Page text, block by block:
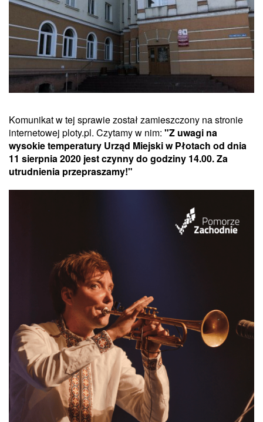
Komunikat w tej sprawie został zamieszczony na stronie
internetowej ploty.pl. Czytamy w nim: "Z uwagi na
wysokie temperatury Urząd Miejski w Płotach od dnia
11 sierpnia 2020 jest czynny do godziny 14.00. Za
utrudnienia przepraszamy!"